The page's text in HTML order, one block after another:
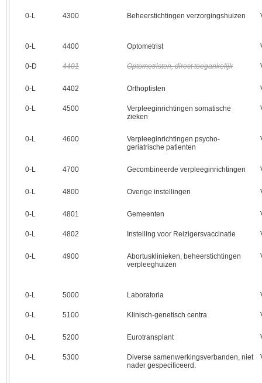
0‑L 4300 Beheerstichtingen verzorgingshuizen
0‑L 4400 Optometrist
0‑D 4401 Optometristen, direct toegankelijk
0‑L 4402 Orthoptisten
0‑L 4500
Verpleeginrichtingen somatische
zieken
0‑L 4600
Verpleeginrichtingen psycho-
geriatrische patienten
0‑L 4700 Gecombineerde verpleeginrichtingen
0‑L 4800 Overige instellingen
0‑L 4801 Gemeenten
0‑L 4802 Instelling voor Reizigersvaccinatie
0‑L 4900
Abortusklinieken, beheerstichtingen
verpleeghuizen
0‑L 5000 Laboratoria
0‑L 5100 Klinisch-genetisch centra
0‑L 5200 Eurotransplant
0‑L 5300
Diverse samenwerkingsverbanden, niet
nader gespecificeerd.